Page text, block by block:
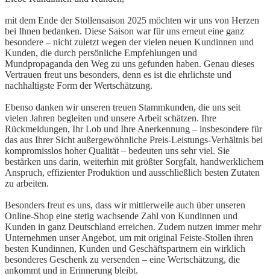
mit dem Ende der Stollensaison 2025 möchten wir uns von Herzen
bei Ihnen bedanken. Diese Saison war für uns erneut eine ganz
besondere – nicht zuletzt wegen der vielen neuen Kundinnen und
Kunden, die durch persönliche Empfehlungen und
Mundpropaganda den Weg zu uns gefunden haben. Genau dieses
Vertrauen freut uns besonders, denn es ist die ehrlichste und
nachhaltigste Form der Wertschätzung.
Ebenso danken wir unseren treuen Stammkunden, die uns seit
vielen Jahren begleiten und unsere Arbeit schätzen. Ihre
Rückmeldungen, Ihr Lob und Ihre Anerkennung – insbesondere für
das aus Ihrer Sicht außergewöhnliche Preis-Leistungs-Verhältnis bei
kompromisslos hoher Qualität – bedeuten uns sehr viel. Sie
bestärken uns darin, weiterhin mit größter Sorgfalt, handwerklichem
Anspruch, effizienter Produktion und ausschließlich besten Zutaten
zu arbeiten.
Besonders freut es uns, dass wir mittlerweile auch über unseren
Online-Shop eine stetig wachsende Zahl von Kundinnen und
Kunden in ganz Deutschland erreichen. Zudem nutzen immer mehr
Unternehmen unser Angebot, um mit original Feiste-Stollen ihren
besten Kundinnen, Kunden und Geschäftspartnern ein wirklich
besonderes Geschenk zu versenden – eine Wertschätzung, die
ankommt und in Erinnerung bleibt.